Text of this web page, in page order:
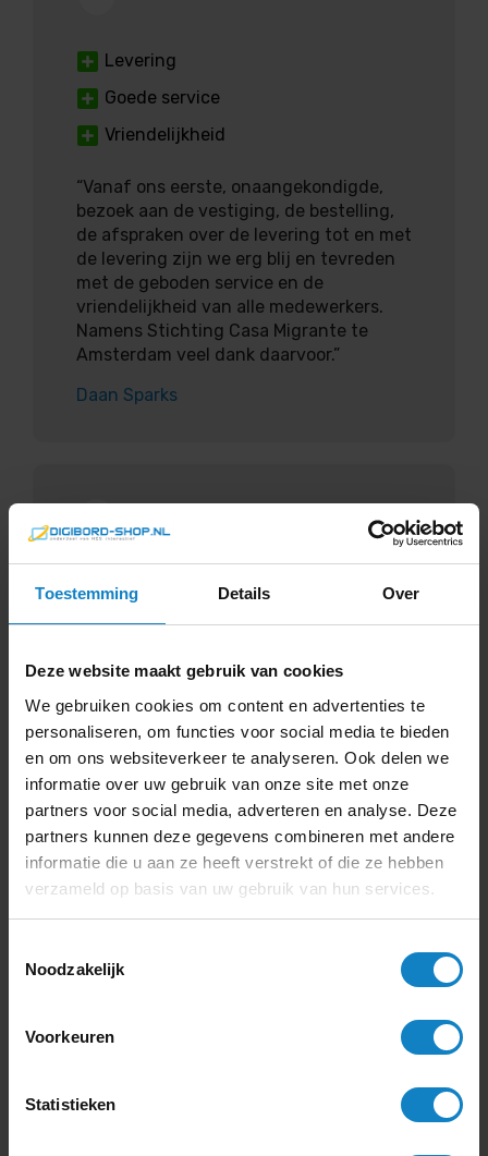
Toestemming Details Over
Deze website maakt gebruik van cookies
We gebruiken cookies om content en advertenties te
personaliseren, om functies voor social media te bieden
en om ons websiteverkeer te analyseren. Ook delen we
informatie over uw gebruik van onze site met onze
partners voor social media, adverteren en analyse. Deze
partners kunnen deze gegevens combineren met andere
informatie die u aan ze heeft verstrekt of die ze hebben
verzameld op basis van uw gebruik van hun services.
Noodzakelijk
Voorkeuren
Statistieken
Levering
Goede service
Vriendelijkheid
“Vanaf ons eerste, onaangekondigde,
bezoek aan de vestiging, de bestelling,
de afspraken over de levering tot en met
de levering zijn we erg blij en tevreden
met de geboden service en de
vriendelijkheid van alle medewerkers.
Namens Stichting Casa Migrante te
Amsterdam veel dank daarvoor.”
Daan Sparks
5
Service
Communicatie
“Uitstekend meegedacht. Snelle
levering. Keurig te woord gestaan bij
vragen na levering. Denken goed mee en
geven goed advies. Heldere
communicatie. Blij met zo’n leverancier.”
Rik Plattel